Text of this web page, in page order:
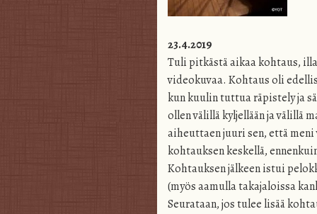
23.4.2019
Tuli pitkästä aikaa kohtaus,
videokuvaa. Kohtaus oli
kun kuulin tuttua räpistely ja
ollen välillä kyljellään ja välillä
aiheuttaen juuri sen, että meni
kohtauksen keskellä,
Kohtauksen jälkeen istui
(myös aamulla takajaloissa
Seurataan, jos tulee lisää